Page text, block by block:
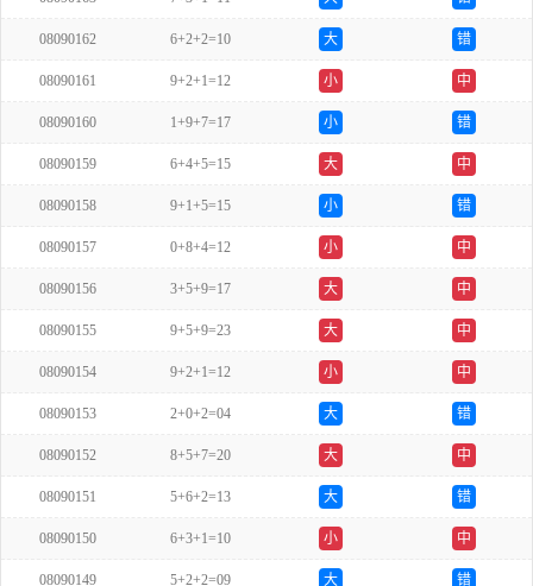
08090162 6+2+2=10 大 错
08090161 9+2+1=12 小 中
08090160 1+9+7=17 小 错
08090159 6+4+5=15 大 中
08090158 9+1+5=15 小 错
08090157 0+8+4=12 小 中
08090156 3+5+9=17 大 中
08090155 9+5+9=23 大 中
08090154 9+2+1=12 小 中
08090153 2+0+2=04 大 错
08090152 8+5+7=20 大 中
08090151 5+6+2=13 大 错
08090150 6+3+1=10 小 中
08090149 5+2+2=09 大 错